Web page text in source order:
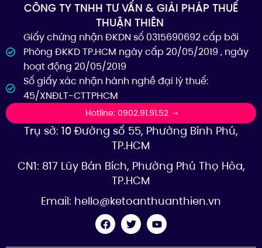
CÔNG TY TNHH TƯ VẤN & GIẢI PHÁP THUẾ
THUẬN THIÊN
Giấy chứng nhận ĐKDN số 0315690692 cấp bởi
Phòng ĐKKD TP.HCM ngày cấp 20/05/2019 , ngày
hoạt động 20/05/2019
Số giấy xác nhận hành nghề đại lý thuế:
45/XNĐLT-CTTPHCM
Hotline: 0902.91.91.52
Trụ sở: 10 Đường số 55, Phường Bình Phú,
TP.HCM
CN1: 817 Lũy Bán Bích, Phường Phú Thọ Hòa,
TP.HCM
Email: hello@ketoanthuanthien.vn